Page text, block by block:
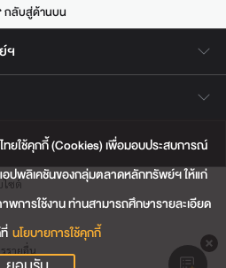
ยใช้คุกกี้ (Cookies) เพื่อมอบประสบการณ์
อปพลิเคชันของกลุ่มตลาดหลักทรัพย์ฯ ให้แก่
พการใช้งาน ท่านสามารถศึกษารายละเอียด
นโยบายการใช้คุกกี้
กลับสู่ด้านบน
ฯ
ไซต์
รายอื่น